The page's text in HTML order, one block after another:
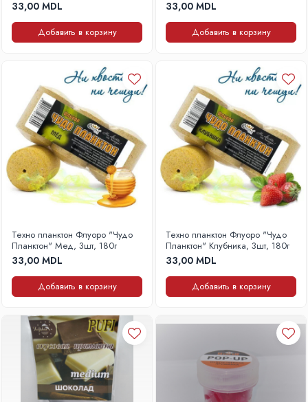
33,00 MDL
Добавить в корзину
33,00 MDL
Добавить в корзину
Техно планктон Флуоро "Чудо
Планктон" Мед, 3шт, 180г
33,00 MDL
Добавить в корзину
Техно планктон Флуоро "Чудо
Планктон" Клубника, 3шт, 180г
33,00 MDL
Добавить в корзину